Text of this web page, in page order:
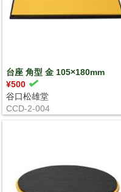
台座 角型 金 105×180mm
¥500
谷口松雄堂
CCD-2-004